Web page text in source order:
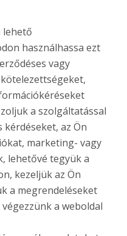
lehető
használhassa ezt
vagy
a szolgáltatással
az Ön
marketing- vagy
lehetővé tegyük a
kezeljük az Ön
a megrendeléseket
a weboldal